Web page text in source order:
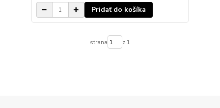
Pridať do košíka
strana z 1